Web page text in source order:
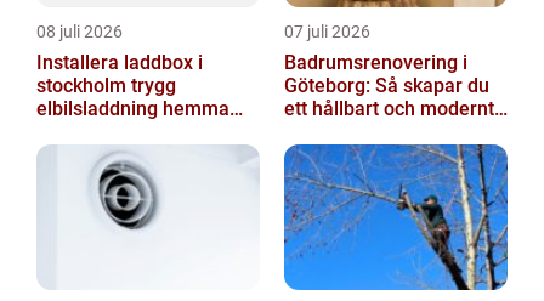
08 juli 2026
Installera laddbox i
stockholm trygg
elbilsladdning hemma
07 juli 2026
Badrumsrenovering i
Göteborg: Så skapar du
ett hållbart och modernt